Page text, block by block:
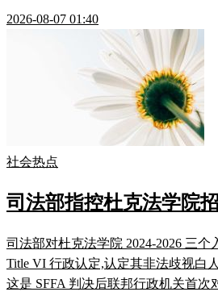
2026-08-07 01:40
社会热点
司法部指控杜克法学院
司法部对杜克法学院 2024-2026 三个
Title VI 行政认定,认定其非法歧视白
这是 SFFA 判决后联邦行政机关首次